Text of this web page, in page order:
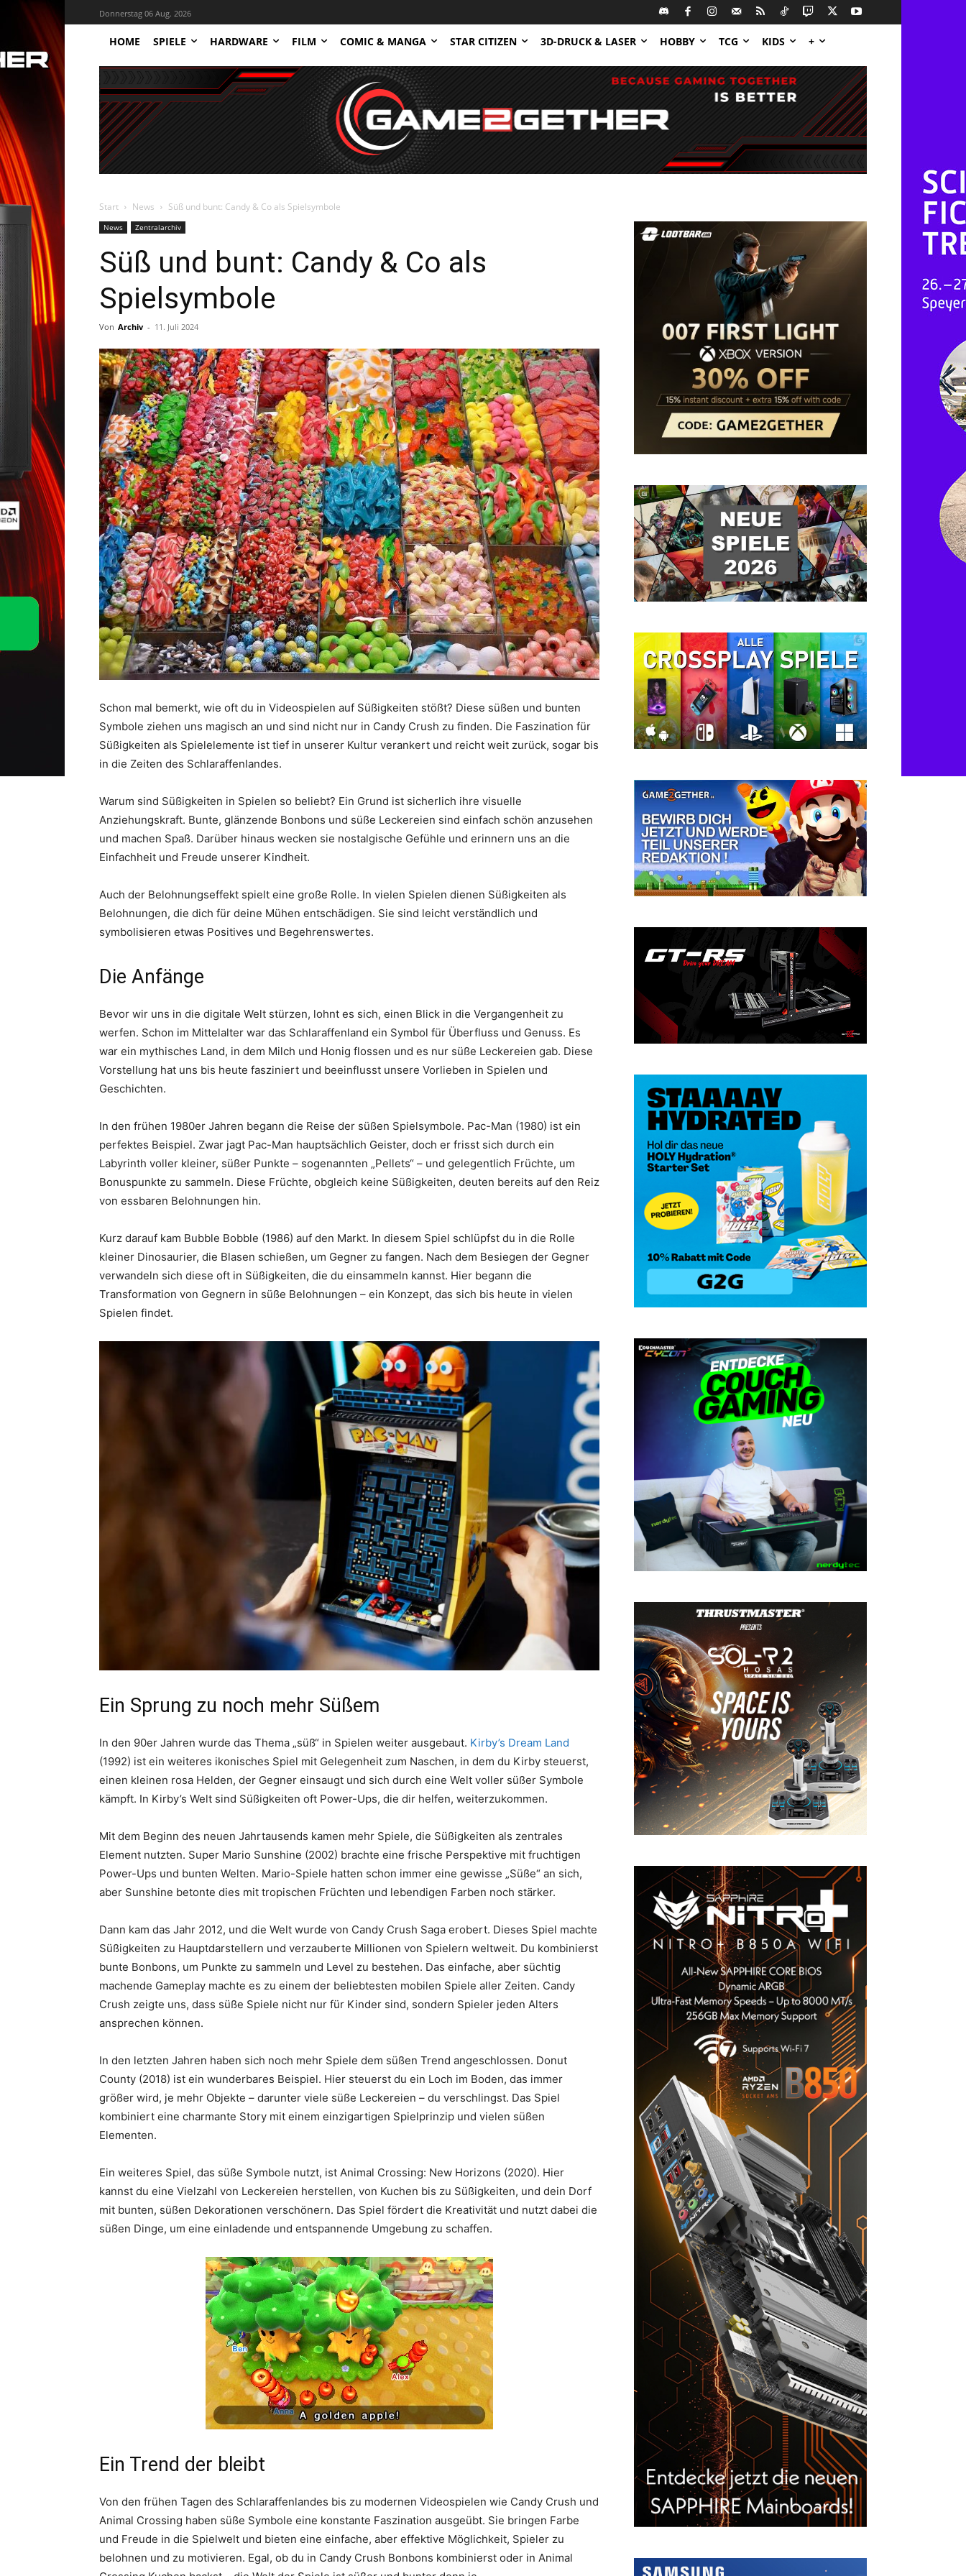
Donnerstag 06 Aug. 2026
HOME SPIELE HARDWARE FILM COMIC & MANGA STAR CITIZEN 3D-DRUCK & LASER HOBBY TCG KIDS +
Start News Süß und bunt: Candy & Co als Spielsymbole
News Zentralarchiv
Süß und bunt: Candy & Co als
Spielsymbole
Von Archiv - 11. Juli 2024
Schon mal bemerkt, wie oft du in Videospielen auf Süßigkeiten stößt? Diese süßen und bunten
Symbole ziehen uns magisch an und sind nicht nur in Candy Crush zu finden. Die Faszination für
Süßigkeiten als Spielelemente ist tief in unserer Kultur verankert und reicht weit zurück, sogar bis
in die Zeiten des Schlaraffenlandes.
Warum sind Süßigkeiten in Spielen so beliebt? Ein Grund ist sicherlich ihre visuelle
Anziehungskraft. Bunte, glänzende Bonbons und süße Leckereien sind einfach schön anzusehen
und machen Spaß. Darüber hinaus wecken sie nostalgische Gefühle und erinnern uns an die
Einfachheit und Freude unserer Kindheit.
Auch der Belohnungseffekt spielt eine große Rolle. In vielen Spielen dienen Süßigkeiten als
Belohnungen, die dich für deine Mühen entschädigen. Sie sind leicht verständlich und
symbolisieren etwas Positives und Begehrenswertes.
Die Anfänge
Bevor wir uns in die digitale Welt stürzen, lohnt es sich, einen Blick in die Vergangenheit zu
werfen. Schon im Mittelalter war das Schlaraffenland ein Symbol für Überfluss und Genuss. Es
war ein mythisches Land, in dem Milch und Honig flossen und es nur süße Leckereien gab. Diese
Vorstellung hat uns bis heute fasziniert und beeinflusst unsere Vorlieben in Spielen und
Geschichten.
In den frühen 1980er Jahren begann die Reise der süßen Spielsymbole. Pac-Man (1980) ist ein
perfektes Beispiel. Zwar jagt Pac-Man hauptsächlich Geister, doch er frisst sich durch ein
Labyrinth voller kleiner, süßer Punkte – sogenannten „Pellets“ – und gelegentlich Früchte, um
Bonuspunkte zu sammeln. Diese Früchte, obgleich keine Süßigkeiten, deuten bereits auf den Reiz
von essbaren Belohnungen hin.
Kurz darauf kam Bubble Bobble (1986) auf den Markt. In diesem Spiel schlüpfst du in die Rolle
kleiner Dinosaurier, die Blasen schießen, um Gegner zu fangen. Nach dem Besiegen der Gegner
verwandeln sich diese oft in Süßigkeiten, die du einsammeln kannst. Hier begann die
Transformation von Gegnern in süße Belohnungen – ein Konzept, das sich bis heute in vielen
Spielen findet.
Ein Sprung zu noch mehr Süßem
In den 90er Jahren wurde das Thema „süß“ in Spielen weiter ausgebaut. Kirby’s Dream Land
(1992) ist ein weiteres ikonisches Spiel mit Gelegenheit zum Naschen, in dem du Kirby steuerst,
einen kleinen rosa Helden, der Gegner einsaugt und sich durch eine Welt voller süßer Symbole
kämpft. In Kirby’s Welt sind Süßigkeiten oft Power-Ups, die dir helfen, weiterzukommen.
Mit dem Beginn des neuen Jahrtausends kamen mehr Spiele, die Süßigkeiten als zentrales
Element nutzten. Super Mario Sunshine (2002) brachte eine frische Perspektive mit fruchtigen
Power-Ups und bunten Welten. Mario-Spiele hatten schon immer eine gewisse „Süße“ an sich,
aber Sunshine betonte dies mit tropischen Früchten und lebendigen Farben noch stärker.
Dann kam das Jahr 2012, und die Welt wurde von Candy Crush Saga erobert. Dieses Spiel machte
Süßigkeiten zu Hauptdarstellern und verzauberte Millionen von Spielern weltweit. Du kombinierst
bunte Bonbons, um Punkte zu sammeln und Level zu bestehen. Das einfache, aber süchtig
machende Gameplay machte es zu einem der beliebtesten mobilen Spiele aller Zeiten. Candy
Crush zeigte uns, dass süße Spiele nicht nur für Kinder sind, sondern Spieler jeden Alters
ansprechen können.
In den letzten Jahren haben sich noch mehr Spiele dem süßen Trend angeschlossen. Donut
County (2018) ist ein wunderbares Beispiel. Hier steuerst du ein Loch im Boden, das immer
größer wird, je mehr Objekte – darunter viele süße Leckereien – du verschlingst. Das Spiel
kombiniert eine charmante Story mit einem einzigartigen Spielprinzip und vielen süßen
Elementen.
Ein weiteres Spiel, das süße Symbole nutzt, ist Animal Crossing: New Horizons (2020). Hier
kannst du eine Vielzahl von Leckereien herstellen, von Kuchen bis zu Süßigkeiten, und dein Dorf
mit bunten, süßen Dekorationen verschönern. Das Spiel fördert die Kreativität und nutzt dabei die
süßen Dinge, um eine einladende und entspannende Umgebung zu schaffen.
Ein Trend der bleibt
Von den frühen Tagen des Schlaraffenlandes bis zu modernen Videospielen wie Candy Crush und
Animal Crossing haben süße Symbole eine konstante Faszination ausgeübt. Sie bringen Farbe
und Freude in die Spielwelt und bieten eine einfache, aber effektive Möglichkeit, Spieler zu
belohnen und zu motivieren. Egal, ob du in Candy Crush Bonbons kombinierst oder in Animal